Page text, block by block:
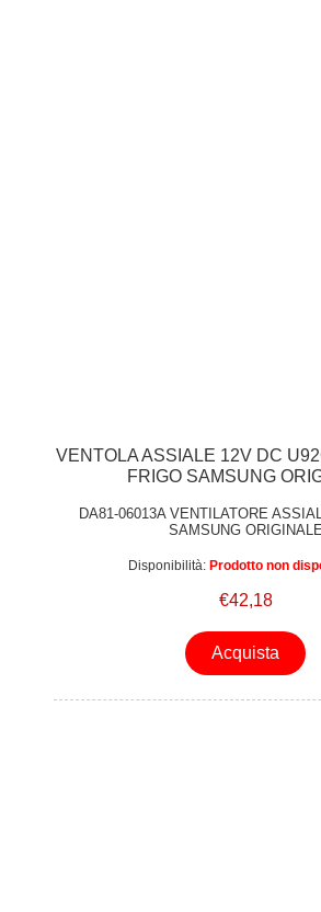
VENTOLA ASSIALE 12V DC
FRIGO SAMSUNG
DA81-06013A VENTILATORE
SAMSUNG ORIGINALE
Disponibilità: Prodotto non
€42,18
Acquista